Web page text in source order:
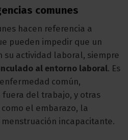
comunes
hacen referencia a
pueden impedir que un
su actividad laboral, siempre
al entorno laboral. Es
común,
del trabajo, y otras
el embarazo, la
incapacitante.